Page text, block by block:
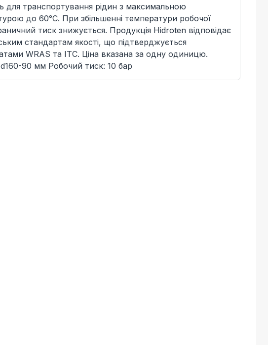
для транспортування рідин з максимальною
до 60°C. При збільшенні температури робочої
тиск знижується. Продукція Hidroten відповідає
стандартам якості, що підтверджується
WRAS та ITC. Ціна вказана за одну одиницю.
d160-90 мм Робочий тиск: 10 бар